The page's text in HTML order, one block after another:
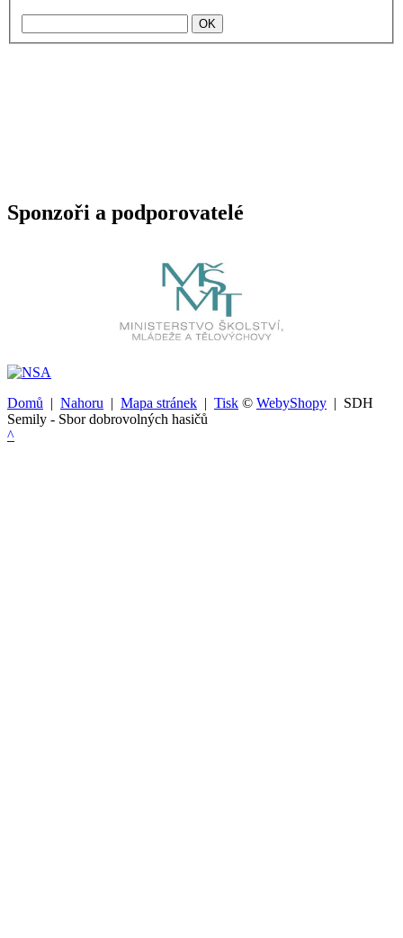
Sponzoři a podporovatelé
Domů | Nahoru | Mapa stránek | Tisk © WebyShopy | SDH
Semily - Sbor dobrovolných hasičů
^